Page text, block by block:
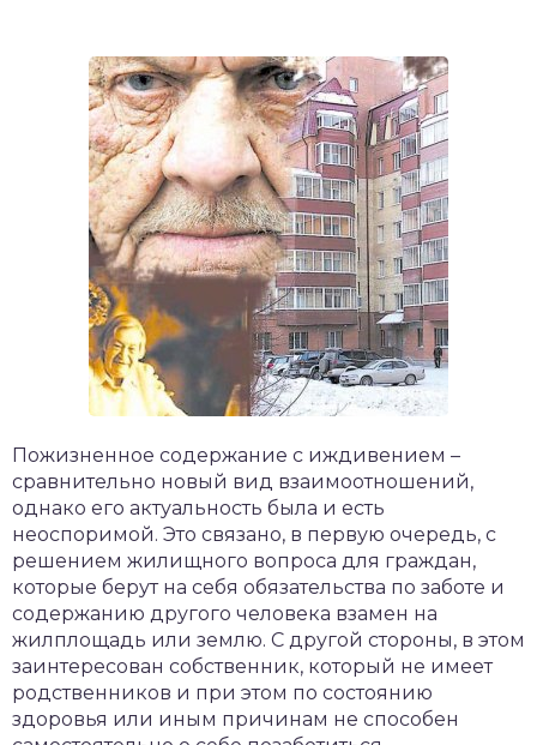
Пожизненное содержание с иждивением –
сравнительно новый вид взаимоотношений,
однако его актуальность была и есть
неоспоримой. Это связано, в первую очередь, с
решением жилищного вопроса для граждан,
которые берут на себя обязательства по заботе и
содержанию другого человека взамен на
жилплощадь или землю. С другой стороны, в этом
заинтересован собственник, который не имеет
родственников и при этом по состоянию
здоровья или иным причинам не способен